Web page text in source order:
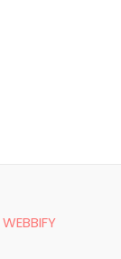
WEBBIFY